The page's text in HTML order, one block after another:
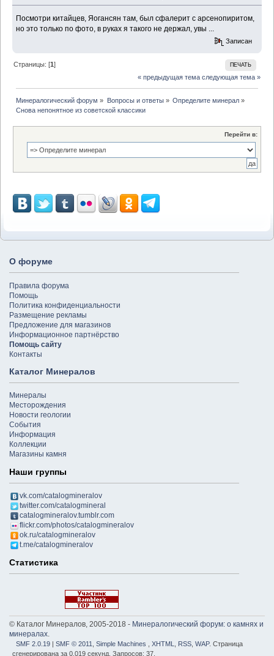
Посмотри китайцев, Яогансян там, был сфалерит с арсенопиритом,
но это только по фото, в руках я такого не держал, увы ...
Записан
ПЕЧАТЬ
Страницы: [1]
« предыдущая тема следующая тема »
Минералогический форум » Вопросы и ответы» Определите минерал»
Снова непонятное из советской классики
Перейти в:
О форуме
Правила форума
Помощь
Политика конфиденциальности
Размещение рекламы
Предложение для магазинов
Информационное партнёрство
Помощь сайту
Контакты
Каталог Минералов
Минералы
Месторождения
Новости геологии
События
Информация
Коллекции
Магазины камня
Наши группы
vk.com/catalogmineralov
twitter.com/catalogmineral
catalogmineralov.tumblr.com
flickr.com/photos/catalogmineralov
ok.ru/catalogmineralov
t.me/catalogmineralov
Статистика
© Каталог Минералов, 2005-2018 - Минералогический форум: о камнях и
минералах.
SMF 2.0.19 | SMF © 2011 Simple Machines XHTML RSS WAP. Страница
сгенерирована за 0.019 секунд. Запросов: 37.